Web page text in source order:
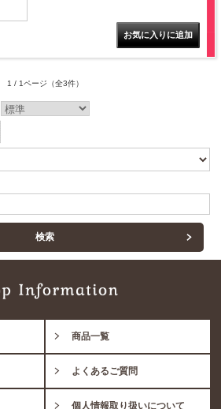
1 / 1ページ （全3件）
商品一覧
よくあるご質問
個人情報取り扱いについて